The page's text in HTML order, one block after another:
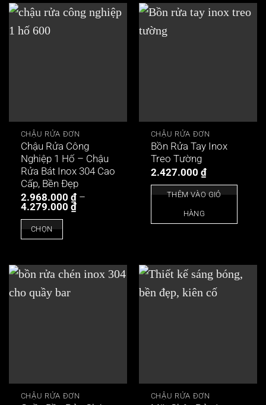
CHẬU RỬA ĐƠN
Chậu Rửa Công
Nghiệp 1 Hố – Chậu
Rửa Bát Inox 304 Cao
Cấp, Bền Đẹp
2.968.000 ₫ –
4.279.000 ₫Khoảng
giá:
CHỌN
phẩm
này
có
chọn
có
CHẬU RỬA ĐƠN
Bồn Rửa Tay Inox
Treo Tường
2.427.000 ₫
THÊM VÀO GIỎ
HÀNG
CHẬU RỬA ĐƠN CHẬU RỬA ĐƠN